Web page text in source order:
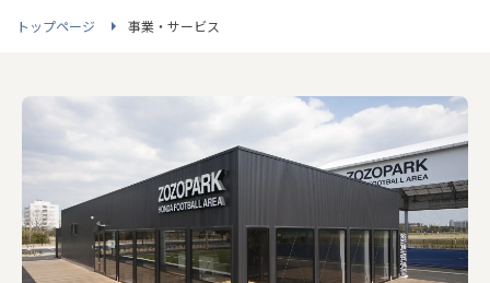
トップページ 事業・サービス